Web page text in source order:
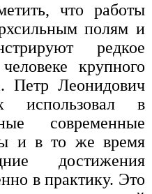
что работы
полям и
редкое
крупного
Петр Леонидович
использовал в
современные
и в то же время
достижения
в практику. Это